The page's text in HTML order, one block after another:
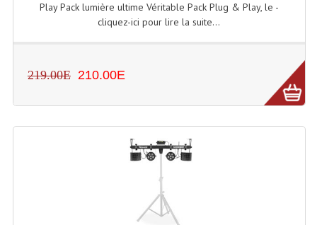
Lampes PAR
Lumières Noire
Panneaux, Piste Danse À Leds
Petit Effets Lumineux
Projecteur De Gobo
Play Pack lumière ultime Véritable Pack Plug & Play, le -
cliquez-ici pour lire la suite...
219.00E 210.00E